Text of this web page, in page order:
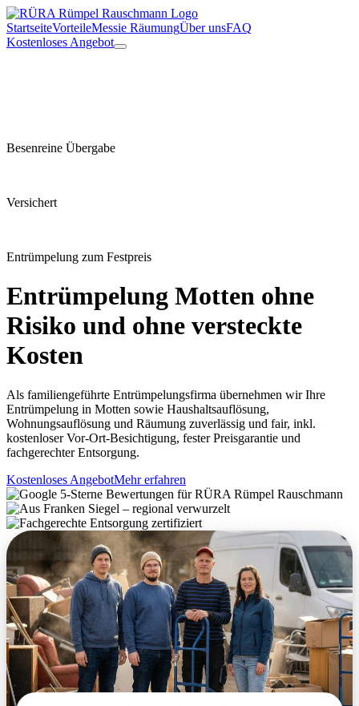
StartseiteVorteileMessie RäumungÜber unsFAQ
Kostenloses Angebot
Besenreine Übergabe
Versichert
Entrümpelung zum Festpreis
Entrümpelung Motten ohne
Risiko und ohne versteckte
Kosten
Als familiengeführte Entrümpelungsfirma übernehmen wir Ihre
Entrümpelung in Motten sowie Haushaltsauflösung,
Wohnungsauflösung und Räumung zuverlässig und fair, inkl.
kostenloser Vor-Ort-Besichtigung, fester Preisgarantie und
fachgerechter Entsorgung.
Kostenloses AngebotMehr erfahren